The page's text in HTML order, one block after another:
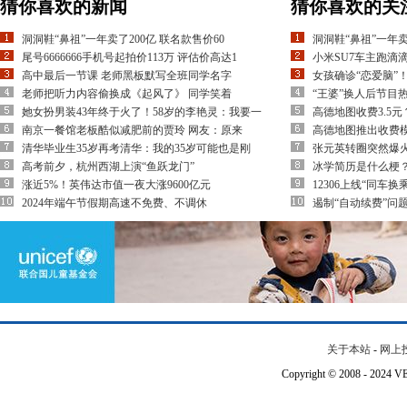
猜你喜欢的新闻
洞洞鞋“鼻祖”一年卖了200亿 联名款售价60
尾号6666666手机号起拍价113万 评估价高达1
高中最后一节课 老师黑板默写全班同学名字
老师把听力内容偷换成《起风了》 同学笑着
她女扮男装43年终于火了！58岁的李艳灵：我要一
南京一餐馆老板酷似减肥前的贾玲 网友：原来
清华毕业生35岁再考清华：我的35岁可能也是刚
高考前夕，杭州西湖上演“鱼跃龙门”
涨近5%！英伟达市值一夜大涨9600亿元
2024年端午节假期高速不免费、不调休
猜你喜欢的关
洞洞鞋“鼻祖”一年
小米SU7车主跑滴
女孩确诊“恋爱脑”
“王婆”换人后节目
高德地图收费3.5
高德地图推出收费
张元英转圈突然爆
冰学简历是什么梗
12306上线“同车换
遏制“自动续费”问
关于本站 - 网上
Copyright © 2008 - 2024